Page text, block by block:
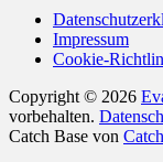
Impressum
Cookie-
Copyright © 2026
vorbehalten.
Catch Base von